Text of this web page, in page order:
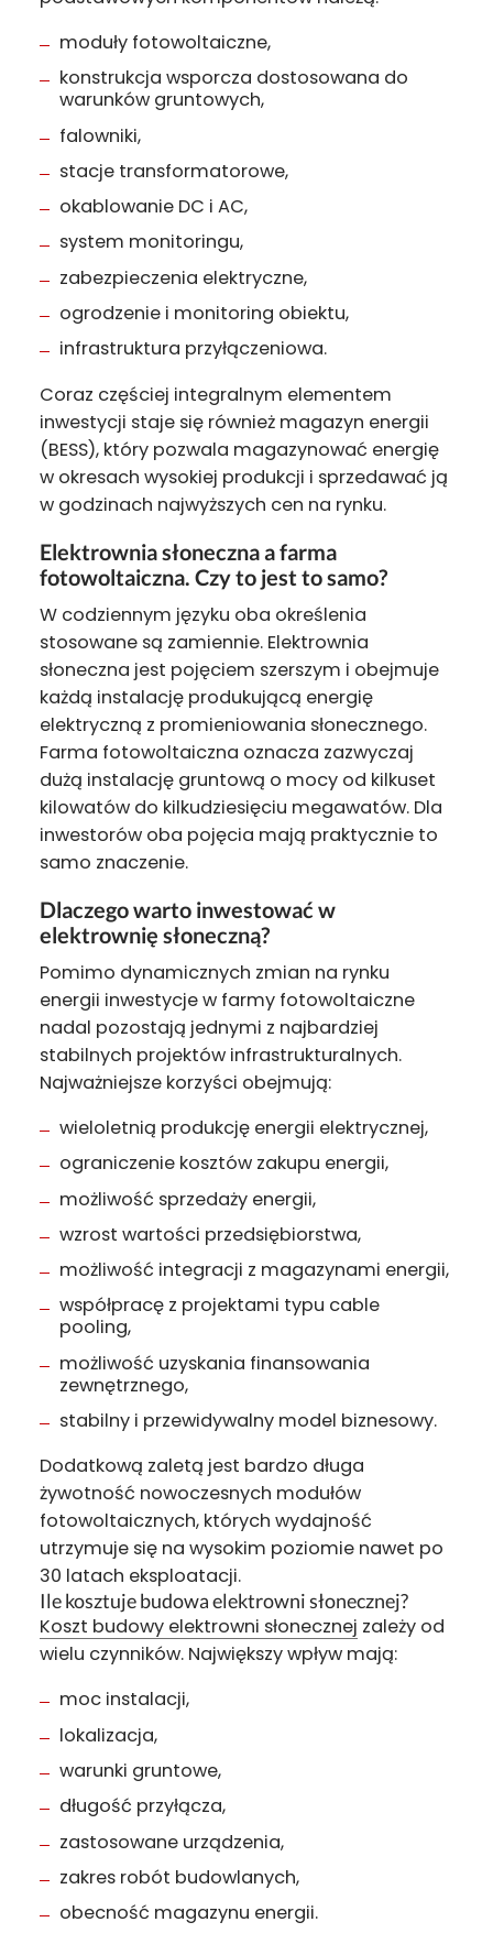
moduły fotowoltaiczne,
konstrukcja wsporcza dostosowana do
warunków gruntowych,
falowniki,
stacje transformatorowe,
okablowanie DC i AC,
system monitoringu,
zabezpieczenia elektryczne,
ogrodzenie i monitoring obiektu,
infrastruktura przyłączeniowa.
Coraz częściej integralnym elementem
inwestycji staje się również magazyn energii
(BESS), który pozwala magazynować energię
w okresach wysokiej produkcji i sprzedawać ją
w godzinach najwyższych cen na rynku.
Elektrownia słoneczna a farma
fotowoltaiczna. Czy to jest to samo?
W codziennym języku oba określenia
stosowane są zamiennie. Elektrownia
słoneczna jest pojęciem szerszym i obejmuje
każdą instalację produkującą energię
elektryczną z promieniowania słonecznego.
Farma fotowoltaiczna oznacza zazwyczaj
dużą instalację gruntową o mocy od kilkuset
kilowatów do kilkudziesięciu megawatów. Dla
inwestorów oba pojęcia mają praktycznie to
samo znaczenie.
Dlaczego warto inwestować w
elektrownię słoneczną?
Pomimo dynamicznych zmian na rynku
energii inwestycje w farmy fotowoltaiczne
nadal pozostają jednymi z najbardziej
stabilnych projektów infrastrukturalnych.
Najważniejsze korzyści obejmują:
wieloletnią produkcję energii elektrycznej,
ograniczenie kosztów zakupu energii,
możliwość sprzedaży energii,
wzrost wartości przedsiębiorstwa,
możliwość integracji z magazynami energii,
współpracę z projektami typu cable
pooling,
możliwość uzyskania finansowania
zewnętrznego,
stabilny i przewidywalny model biznesowy.
Dodatkową zaletą jest bardzo długa
żywotność nowoczesnych modułów
fotowoltaicznych, których wydajność
utrzymuje się na wysokim poziomie nawet po
30 latach eksploatacji.
Ile kosztuje budowa elektrowni słonecznej?
Koszt budowy elektrowni słonecznej zależy od
wielu czynników. Największy wpływ mają:
moc instalacji,
lokalizacja,
warunki gruntowe,
długość przyłącza,
zastosowane urządzenia,
zakres robót budowlanych,
obecność magazynu energii.